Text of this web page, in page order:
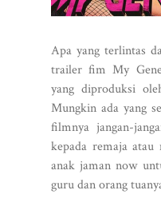
Apa yang terlintas
trailer fim My
yang diproduksi
Mungkin ada yang
filmnya jangan-
kepada remaja atau
anak jaman now
guru dan orang